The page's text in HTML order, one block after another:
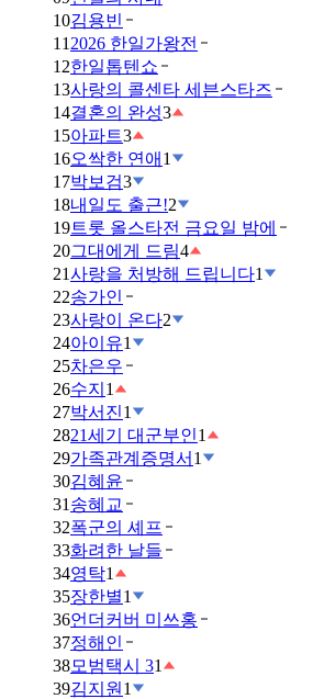
10김용빈
11 2026 한일가왕전
12한일톱텐쇼
13사랑의 콜센타 세븐스타즈
14결혼의 완성3
15아파트3
16오싹한 연애 1
17박보검3
18내일도 출근!2
19트롯 올스타전 금요일 밤에
20그대에게 드림4
21사랑을 처방해 드립니다1
22송가인
23사랑이 온다2
24아이유1
25차은우
26수지 1
27박서진1
2821세기 대군부인1
29가족관계증명서 1
30김혜윤
31 송혜교
32폭군의 셰프
33화려한 날들
34영탁1
35장한별1
36언더커버 미쓰홍
37정해인
38모범택시 31
39김지원 1